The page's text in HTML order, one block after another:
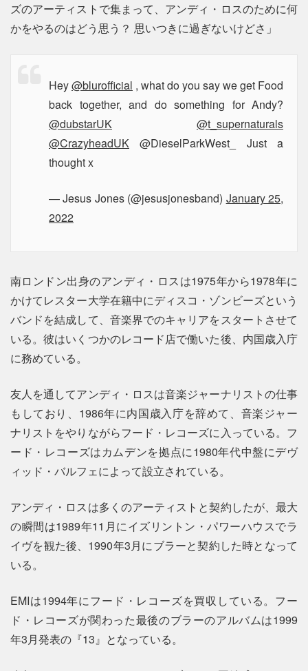
ズのアーティストで集まって、アンディ・ロスのために何
かをやるのはどう思う？ 思いつきに過ぎないけどさ」
Hey@blurofficial , what do you say we get Food
back together, and do something for Andy?
@dubstarUK
@t_supernaturals
@CrazyheadUK @DieselParkWest_ Just a
thought x
— Jesus Jones (@jesusjonesband) January 25,
2022
南ロンドン出身のアンディ・ロスは1975年から1978年に
かけてレスター大学在籍中にディスコ・ゾンビーズという
バンドを結成して、音楽界でのキャリアをスタートさせて
いる。彼はいくつかのレコード店で働いた後、内国歳入庁
に務めている。
友人を通してアンディ・ロスは音楽ジャーナリストの仕事
もしており、1986年に内国歳入庁を辞めて、音楽ジャー
ナリストをやりながらフード・レコーズに入っている。フ
ード・レコーズはカムデンを拠点に1980年代中盤にデヴ
ィッド・バルフェによって設立されている。
アンディ・ロスは多くのアーティストと契約したが、最大
の瞬間は1989年11月にイズリントン・パワーハウスでラ
イヴを観た後、1990年3月にブラーと契約した時となって
いる。
EMIは1994年にフード・レコーズを買収している。フー
ド・レコーズが関わった最後のブラーのアルバムは1999
年3月発表の『13』となっている。